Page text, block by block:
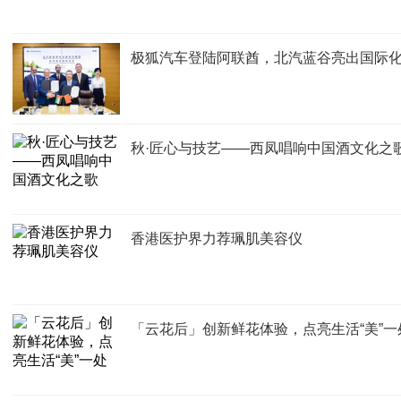
极狐汽车登陆阿联酋，北汽蓝谷亮出国际
秋·匠心与技艺——西凤唱响中国酒文化之
香港医护界力荐珮肌美容仪
「云花后」创新鲜花体验，点亮生活“美”一